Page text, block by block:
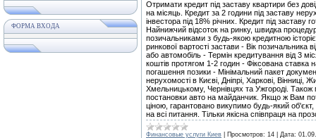
ФОРМА ВХОДА
Отримати кредит під заставу квартири без
на місяць. Кредит за 2 години під заставу
інвестора під 18% річних. Кредит під заставу
Найнижчий відсоток на ринку, швидка
позичальниками з будь-якою кредитною
ринкової вартості застави - Вік
або автомобіль - Термін кредитування від 3
коштів протягом 1-2 годин - Фіксована ставка
погашення позики - Мінімальний пакет
нерухомості в Києві, Дніпрі, Харкові, Вінниці,
Хмельницькому, Чернівцях та Ужгороді. Також
постановки авто на майданчик. Якщо ж Вам
ціною, гарантовано викупимо будь-який
на всі питання. Тільки якісна співпраця на
Финансовые услуги Киев Просмотров: 14 Дата: